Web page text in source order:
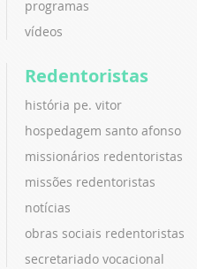
programas
vídeos
Redentoristas
história pe. vitor
hospedagem santo afonso
missionários redentoristas
missões redentoristas
notícias
obras sociais redentoristas
secretariado vocacional